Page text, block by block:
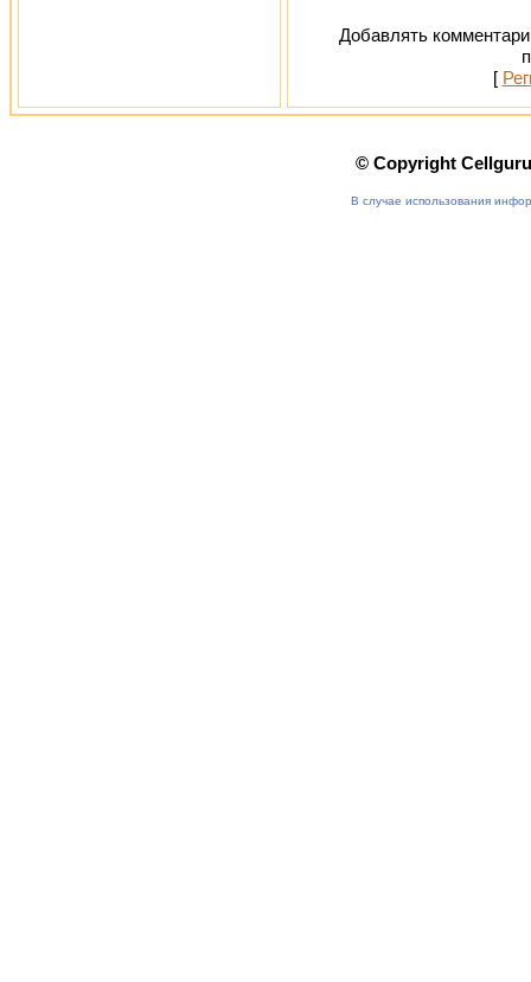
Добавлять
[
© Copyright
В случае использования